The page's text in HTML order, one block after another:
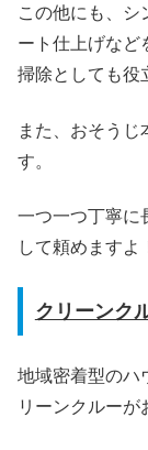
この他にも、シ
ート仕上げなど
掃除としても役
また、おそう
す。
一つ一つ丁寧に
して頼めますよ
クリーンク
地域密着型のハ
リーンクルーが